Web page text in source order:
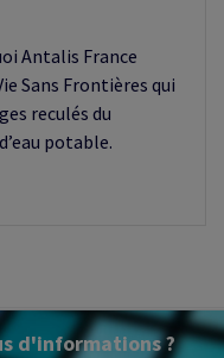
Antalis France
Sans Frontières qui
reculés du
potable.
d'informations ?